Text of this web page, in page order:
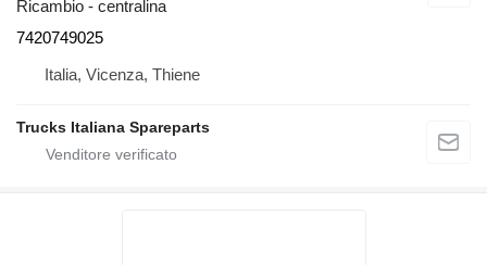
Ricambio - centralina
7420749025
Italia, Vicenza, Thiene
Trucks Italiana Spareparts